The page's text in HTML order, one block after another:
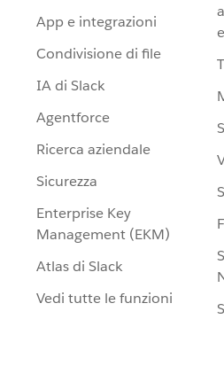
App e integrazioni
Condivisione di file
IA di Slack
Agentforce
Ricerca aziendale
Sicurezza
Enterprise Key
Management (EKM)
Atlas di Slack
Vedi tutte le funzioni